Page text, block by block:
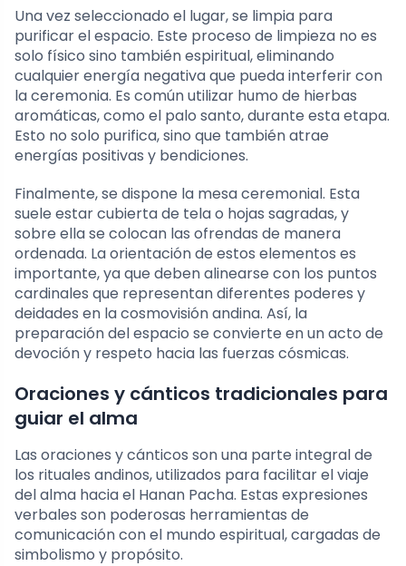
Una vez seleccionado el lugar, se limpia para
purificar el espacio. Este proceso de limpieza no es
solo físico sino también espiritual, eliminando
cualquier energía negativa que pueda interferir con
la ceremonia. Es común utilizar humo de hierbas
aromáticas, como el palo santo, durante esta etapa.
Esto no solo purifica, sino que también atrae
energías positivas y bendiciones.
Finalmente, se dispone la mesa ceremonial. Esta
suele estar cubierta de tela o hojas sagradas, y
sobre ella se colocan las ofrendas de manera
ordenada. La orientación de estos elementos es
importante, ya que deben alinearse con los puntos
cardinales que representan diferentes poderes y
deidades en la cosmovisión andina. Así, la
preparación del espacio se convierte en un acto de
devoción y respeto hacia las fuerzas cósmicas.
Oraciones y cánticos tradicionales para
guiar el alma
Las oraciones y cánticos son una parte integral de
los rituales andinos, utilizados para facilitar el viaje
del alma hacia el Hanan Pacha. Estas expresiones
verbales son poderosas herramientas de
comunicación con el mundo espiritual, cargadas de
simbolismo y propósito.